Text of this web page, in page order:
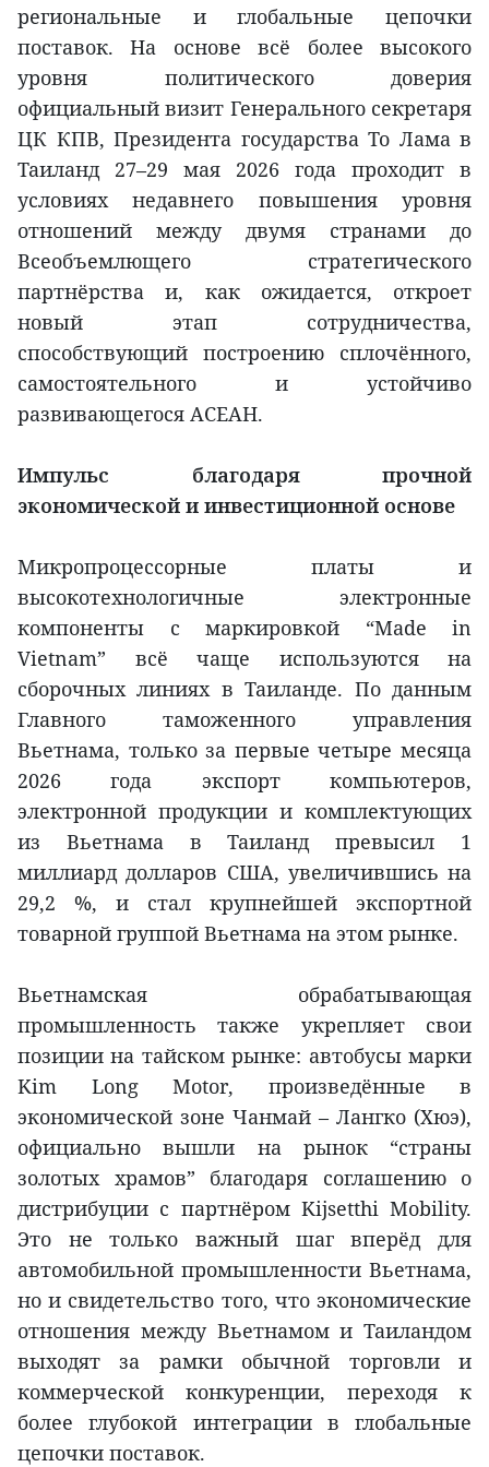
региональные и глобальные цепочки
поставок. На основе всё более высокого
уровня политического доверия
официальный визит Генерального секретаря
ЦК КПВ, Президента государства То Лама в
Таиланд 27–29 мая 2026 года проходит в
условиях недавнего повышения уровня
отношений между двумя странами до
Всеобъемлющего стратегического
партнёрства и, как ожидается, откроет
новый этап сотрудничества,
способствующий построению сплочённого,
самостоятельного и устойчиво
развивающегося АСЕАН.
Импульс благодаря прочной
экономической и инвестиционной основе
Микропроцессорные платы и
высокотехнологичные электронные
компоненты с маркировкой “Made in
Vietnam” всё чаще используются на
сборочных линиях в Таиланде. По данным
Главного таможенного управления
Вьетнама, только за первые четыре месяца
2026 года экспорт компьютеров,
электронной продукции и комплектующих
из Вьетнама в Таиланд превысил 1
миллиард долларов США, увеличившись на
29,2 %, и стал крупнейшей экспортной
товарной группой Вьетнама на этом рынке.
Вьетнамская обрабатывающая
промышленность также укрепляет свои
позиции на тайском рынке: автобусы марки
Kim Long Motor, произведённые в
экономической зоне Чанмай – Лангко (Хюэ),
официально вышли на рынок “страны
золотых храмов” благодаря соглашению о
дистрибуции с партнёром Kijsetthi Mobility.
Это не только важный шаг вперёд для
автомобильной промышленности Вьетнама,
но и свидетельство того, что экономические
отношения между Вьетнамом и Таиландом
выходят за рамки обычной торговли и
коммерческой конкуренции, переходя к
более глубокой интеграции в глобальные
цепочки поставок.